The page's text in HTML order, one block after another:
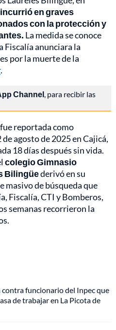
en graves
con la protección y
La medida se conoce
Fiscalía anunciara la
por la muerte de la
.
Channel, para recibir las
reportada como
agosto de 2025 en Cajicá,
18 días después sin vida.
colegio Gimnasio
Bilingüederivó en su
masivo de búsqueda que
Fiscalía, CTI y Bomberos,
semanas recorrieron la
contra funcionario del Inpec que
de trabajar en La Picota de